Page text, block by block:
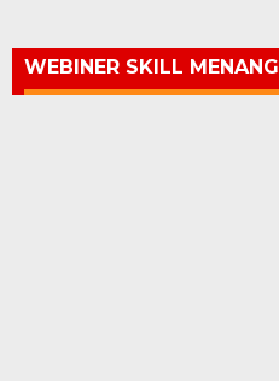
WEBINER SKILL MENANG